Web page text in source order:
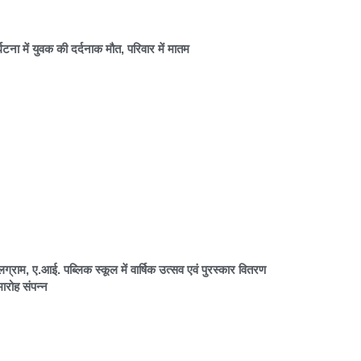
में युवक की दर्दनाक मौत, परिवार में मातम
ए.आई. पब्लिक स्कूल में वार्षिक उत्सव एवं पुरस्कार वितरण
संपन्न